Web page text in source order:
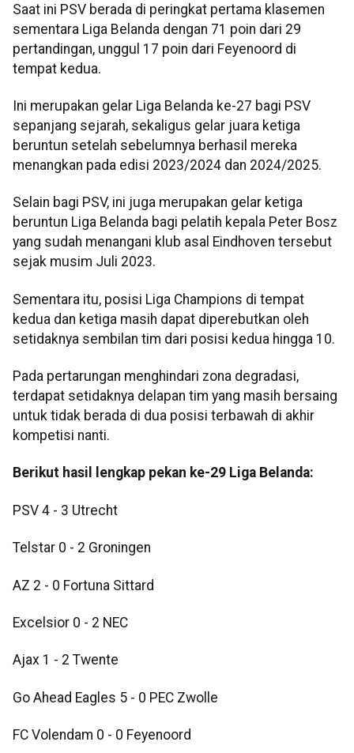
Saat ini PSV berada di peringkat pertama klasemen
sementara Liga Belanda dengan 71 poin dari 29
pertandingan, unggul 17 poin dari Feyenoord di
tempat kedua.
Ini merupakan gelar Liga Belanda ke-27 bagi PSV
sepanjang sejarah, sekaligus gelar juara ketiga
beruntun setelah sebelumnya berhasil mereka
menangkan pada edisi 2023/2024 dan 2024/2025.
Selain bagi PSV, ini juga merupakan gelar ketiga
beruntun Liga Belanda bagi pelatih kepala Peter Bosz
yang sudah menangani klub asal Eindhoven tersebut
sejak musim Juli 2023.
Sementara itu, posisi Liga Champions di tempat
kedua dan ketiga masih dapat diperebutkan oleh
setidaknya sembilan tim dari posisi kedua hingga 10.
Pada pertarungan menghindari zona degradasi,
terdapat setidaknya delapan tim yang masih bersaing
untuk tidak berada di dua posisi terbawah di akhir
kompetisi nanti.
Berikut hasil lengkap pekan ke-29 Liga Belanda:
PSV 4 - 3 Utrecht
Telstar 0 - 2 Groningen
AZ 2 - 0 Fortuna Sittard
Excelsior 0 - 2 NEC
Ajax 1 - 2 Twente
Go Ahead Eagles 5 - 0 PEC Zwolle
FC Volendam 0 - 0 Feyenoord